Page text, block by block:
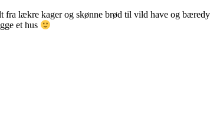
lækre kager og skønne brød til vild have og
et hus